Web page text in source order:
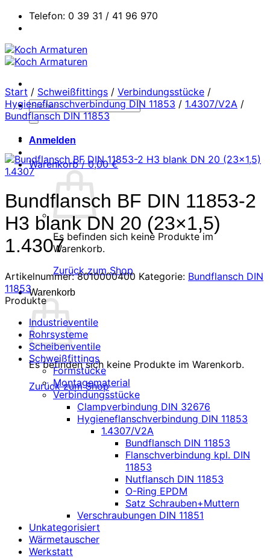
Zum
Inhalt
Telefon: 0 39 31 / 41 96 970
Suchen
nach:
Anmelden
Warenkorb /0,00€
Es befinden sich keine Produkte im
Warenkorb.
Zurück zum Shop
Warenkorb
Es befinden sich keine Produkte im Warenkorb.
Zurück zum Shop
Start / Schweißfittings / Verbindungsstücke /
Hygieneflanschverbindung DIN 11853 / 1.4307/V2A /
Bundflansch DIN 11853
Bundflansch BF DIN 11853-2
H3 blank DN 20 (23×1,5)
1.4307
Artikelnummer:8010000400 Kategorie: Bundflansch DIN
11853
Produkte
Industrieventile
Rohrsysteme
Scheibenventile
Schweißfittings
Formstücke
Montagematerial
Verbindungsstücke
Clampverbindung DIN 32676
Hygieneflanschverbindung DIN 11853
1.4307/V2A
Bundflansch DIN 11853
Flanschverbindung kpl. DIN
11853
Nutflansch DIN 11853
O-Ring EPDM
Satz Schrauben+Muttern
Verschraubungen DIN 11851
Unkategorisiert
Wärmetauscher
Werkstatt